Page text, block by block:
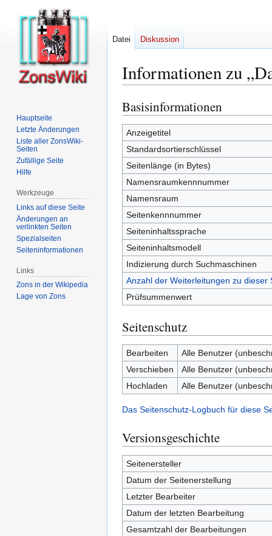
Informationen zu
Zur
Navigation
springen
Zur
Suche
springen
Basisinformationen
Anzeigetitel
Standardsortierschlüssel
Seitenlänge (in Bytes)
Namensraumkennnummer
Namensraum
Seitenkennnummer
Seiteninhaltssprache
Seiteninhaltsmodell
Indizierung durch Suchmaschinen
Anzahl der Weiterleitungen zu dieser
Prüfsummenwert
Seitenschutz
Bearbeiten
Alle Benutzer
Verschieben
Alle Benutzer
Hochladen
Alle Benutzer
Das Seitenschutz-Logbuch für diese
Versionsgeschichte
Seitenersteller
Datum der Seitenerstellung
Letzter Bearbeiter
Datum der letzten Bearbeitung
Gesamtzahl der Bearbeitungen
Datei Diskussion
Hauptseite
Letzte Änderungen
Liste aller ZonsWiki-
Seiten
Zufällige Seite
Hilfe
Werkzeuge
Links auf diese Seite
Änderungen an
verlinkten Seiten
Spezialseiten
Seiten­­informationen
Links
Zons in der Wikipedia
Lage von Zons